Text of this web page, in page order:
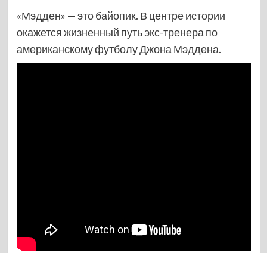
«Мэдден» — это байопик. В центре истории
окажется жизненный путь экс-тренера по
американскому футболу Джона Мэддена.